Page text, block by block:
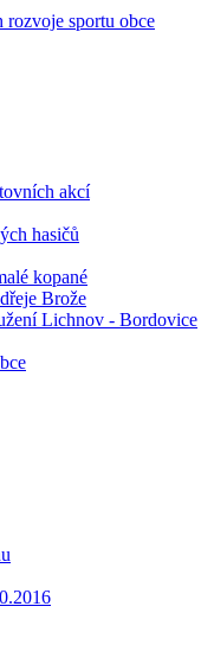
rozvoje sportu obce
akcí
hasičů
kopané
Brože
Lichnov - Bordovice